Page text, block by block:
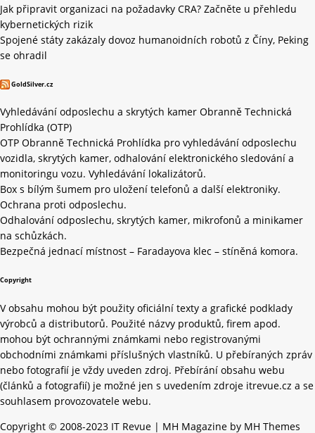
Jak připravit organizaci na požadavky CRA? Začněte u přehledu
kybernetických rizik
Spojené státy zakázaly dovoz humanoidních robotů z Číny, Peking
se ohradil
GoldSilver.cz
Vyhledávání odposlechu a skrytých kamer Obranně Technická
Prohlídka (OTP)
OTP Obranně Technická Prohlídka pro vyhledávání odposlechu
vozidla, skrytých kamer, odhalování elektronického sledování a
monitoringu vozu. Vyhledávání lokalizátorů.
Box s bílým šumem pro uložení telefonů a další elektroniky.
Ochrana proti odposlechu.
Odhalování odposlechu, skrytých kamer, mikrofonů a minikamer
na schůzkách.
Bezpečná jednací místnost – Faradayova klec – stíněná komora.
Copyright
V obsahu mohou být použity oficiální texty a grafické podklady
výrobců a distributorů. Použité názvy produktů, firem apod.
mohou být ochrannými známkami nebo registrovanými
obchodními známkami příslušných vlastníků. U přebíraných zpráv
nebo fotografií je vždy uveden zdroj. Přebírání obsahu webu
(článků a fotografií) je možné jen s uvedením zdroje itrevue.cz a se
souhlasem provozovatele webu.
Copyright © 2008-2023 IT Revue | MH Magazine by MH Themes